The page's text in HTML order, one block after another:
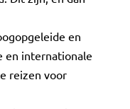
en
en internationale
reizen voor